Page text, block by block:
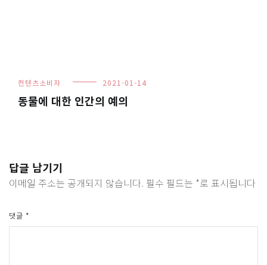
컨텐츠소비자 2021-01-14
동물에 대한 인간의 예의
답글 남기기
이메일 주소는 공개되지 않습니다. 필수 필드는 *로 표시됩니다
댓글 *